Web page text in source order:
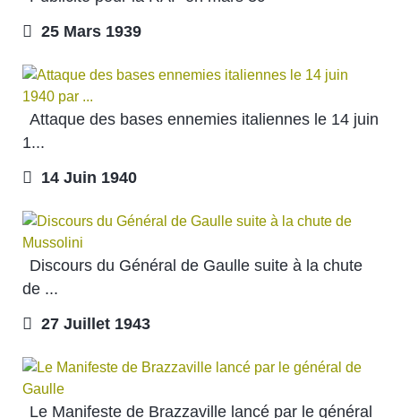
25 Mars 1939
Attaque des bases ennemies italiennes le 14 juin
1...
14 Juin 1940
Discours du Général de Gaulle suite à la chute
de ...
27 Juillet 1943
Le Manifeste de Brazzaville lancé par le général